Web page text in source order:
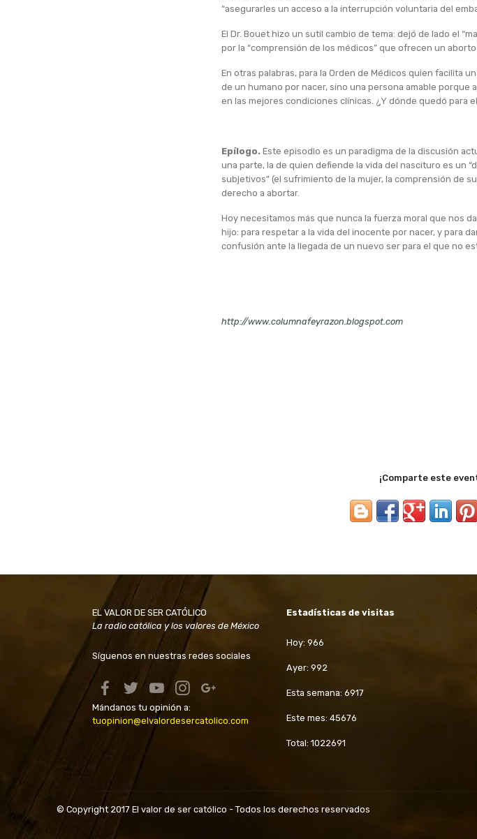
“asegurarles un acceso a la interrupción voluntaria del
El Dr. Bouet hizo un sutil cambio de tema: dejó de lado el
por la “comprensión de los médicos” que ofrecen un
En otras palabras, para la Orden de Médicos quien facilita
de un humano por nacer, sino una persona amable porque
en las mejores condiciones clínicas. ¿Y dónde quedó para
Epílogo. Este episodio es un paradigma de la discusión
una parte, la de quien defiende la vida del nascituro es un
subjetivos” (el sufrimiento de la mujer, la comprensión de
derecho a abortar.
Hoy necesitamos más que nunca la fuerza moral que nos
hijo: para respetar a la vida del inocente por nacer, y para
confusión ante la llegada de un nuevo ser para el que no
http://www.columnafeyrazon.blogspot.com
¡Comparte este
EL VALOR DE SER CATÓLICO
La radio católica y los valores de México
Síguenos en nuestras redes sociales
Mándanos tu opinión a:
tuopinion@elvalordesercatolico.com
Estadísticas de visitas
Hoy: 966
Ayer: 992
Esta semana: 6917
Este mes: 45676
Total: 1022691
© Copyright 2017 El valor de ser católico - Todos los derechos reservados